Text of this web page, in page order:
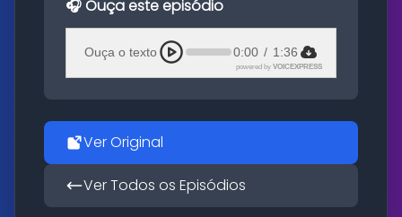
🎧 Ouça este episódio
Ouça o texto 0:00 / 1:36
powered by VOICEXPRESS
Ver Original
Ver Todos os Episódios